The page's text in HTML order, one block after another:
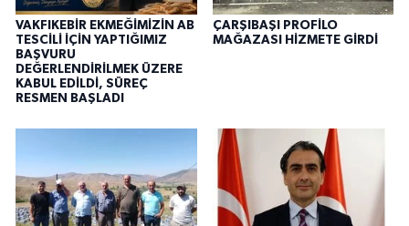
VAKFIKEBİR EKMEĞİMİZİN AB
TESCİLİ İÇİN YAPTIĞIMIZ
BAŞVURU
DEĞERLENDİRİLMEK ÜZERE
KABUL EDİLDİ, SÜREÇ
RESMEN BAŞLADI
ÇARŞIBAŞI PROFİLO
MAĞAZASI HİZMETE GİRDİ